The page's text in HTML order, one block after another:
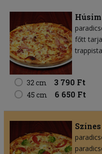
főtt tarja
32 cm 3 790 Ft
45 cm 6 650 Ft